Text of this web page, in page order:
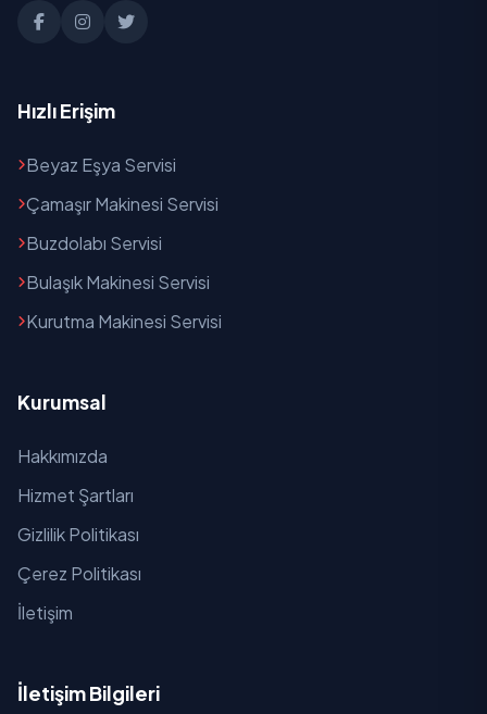
Hızlı Erişim
Beyaz Eşya Servisi
Çamaşır Makinesi Servisi
Buzdolabı Servisi
Bulaşık Makinesi Servisi
Kurutma Makinesi Servisi
Kurumsal
Hakkımızda
Hizmet Şartları
Gizlilik Politikası
Çerez Politikası
İletişim
İletişim Bilgileri